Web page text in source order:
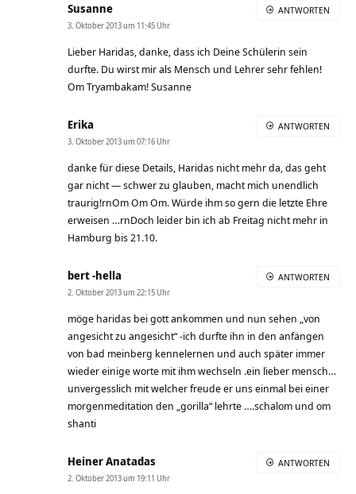
Susanne
3. Oktober 2013 um 11:45 Uhr
Lieber Haridas, danke, dass ich Deine Schülerin sein
durfte. Du wirst mir als Mensch und Lehrer sehr fehlen!
Om Tryambakam! Susanne
ANTWORTEN
Erika
3. Oktober 2013 um 07:16 Uhr
danke für diese Details, Haridas nicht mehr da, das geht
gar nicht — schwer zu glauben, macht mich unendlich
traurig!rnOm Om Om. Würde ihm so gern die letzte Ehre
erweisen …rnDoch leider bin ich ab Freitag nicht mehr in
Hamburg bis 21.10.
ANTWORTEN
bert -hella
2. Oktober 2013 um 22:15 Uhr
möge haridas bei gott ankommen und nun sehen „von
angesicht zu angesicht“ -ich durfte ihn in den anfängen
von bad meinberg kennelernen und auch später immer
wieder einige worte mit ihm wechseln .ein lieber mensch…
unvergesslich mit welcher freude er uns einmal bei einer
morgenmeditation den „gorilla“ lehrte ….schalom und om
shanti
ANTWORTEN
Heiner Anatadas
2. Oktober 2013 um 19:11 Uhr
ANTWORTEN